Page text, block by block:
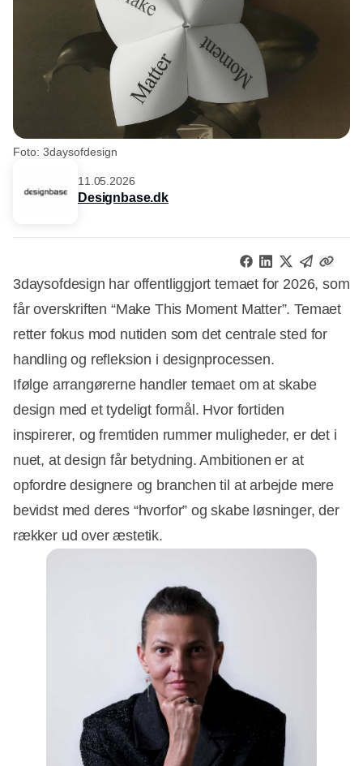
Foto: 3daysofdesign
11.05.2026
Designbase.dk
3daysofdesign har offentliggjort temaet for 2026, som
får overskriften “Make This Moment Matter”. Temaet
retter fokus mod nutiden som det centrale sted for
handling og refleksion i designprocessen.
Ifølge arrangørerne handler temaet om at skabe
design med et tydeligt formål. Hvor fortiden
inspirerer, og fremtiden rummer muligheder, er det i
nuet, at design får betydning. Ambitionen er at
opfordre designere og branchen til at arbejde mere
bevidst med deres “hvorfor” og skabe løsninger, der
rækker ud over æstetik.
Annonce